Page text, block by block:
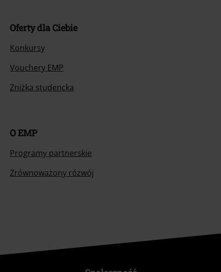
Oferty dla Ciebie
Konkursy
Vouchery EMP
Zniżka studencka
O EMP
Programy partnerskie
Zrównoważony rózwój